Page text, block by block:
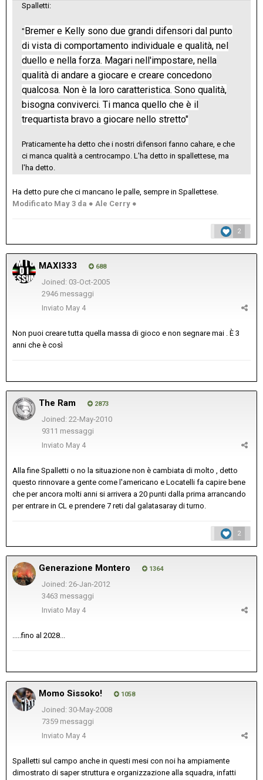
Spalletti:
"Bremer e Kelly sono due grandi difensori dal punto
di vista di comportamento individuale e qualità, nel
duello e nella forza. Magari nell'impostare, nella
qualità di andare a giocare e creare concedono
qualcosa. Non è la loro caratteristica. Sono qualità,
bisogna conviverci. Ti manca quello che è il
trequartista bravo a giocare nello stretto"
Praticamente ha detto che i nostri difensori fanno cahare, e che
ci manca qualità a centrocampo. L'ha detto in spallettese, ma
l'ha detto.
Ha detto pure che ci mancano le palle, sempre in Spallettese.
Modificato May 3 da ● Ale Cerry ●
2
MAXI333 688
Joined: 03-Oct-2005
2946 messaggi
Inviato May 4
Non puoi creare tutta quella massa di gioco e non segnare mai . È 3
anni che è così
The Ram 2873
Joined: 22-May-2010
9311 messaggi
Inviato May 4
Alla fine Spalletti o no la situazione non è cambiata di molto , detto
questo rinnovare a gente come l'americano e Locatelli fa capire bene
che per ancora molti anni si arrivera a 20 punti dalla prima arrancando
per entrare in CL e prendere 7 reti dal galatasaray di turno.
2
Generazione Montero 1364
Joined: 26-Jan-2012
3463 messaggi
Inviato May 4
.....fino al 2028...
Momo Sissoko! 1058
Joined: 30-May-2008
7359 messaggi
Inviato May 4
Spalletti sul campo anche in questi mesi con noi ha ampiamente
dimostrato di saper struttura e organizzazione alla squadra, infatti